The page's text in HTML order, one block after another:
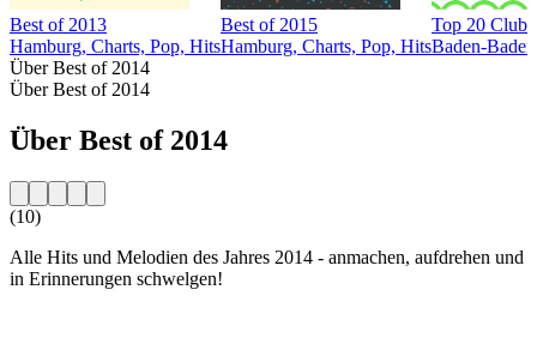
Best of 2013
Hamburg, Charts, Pop, Hits
Best of 2015
Hamburg, Charts, Pop, Hits
Top 20 Club
Baden-
Über Best of 2014
Über Best of 2014
Über Best of 2014
(10)
Alle Hits und Melodien des Jahres 2014 - anmachen, aufdrehen und
in Erinnerungen schwelgen!